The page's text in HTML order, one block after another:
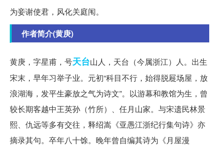
为妾谢使君，风化关庭闱。
作者简介(黄庚)
黄庚，字星甫，号天台山人，天台（今属浙江）人。出生
宋末，早年习举子业。元初“科目不行，始得脱屣场屋，放
浪湖海，发平生豪放之气为诗文”。以游幕和教馆为生，曾
较长期客越中王英孙（竹所）、任月山家。与宋遗民林景
熙、仇远等多有交往，释绍嵩《亚愚江浙纪行集句诗》亦
摘录其句。卒年八十馀。晚年曾自编其诗为《月屋漫